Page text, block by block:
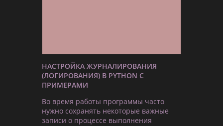
НАСТРОЙКА ЖУРНАЛИРОВАНИЯ
(ЛОГИРОВАНИЯ) В PYTHON С
ПРИМЕРАМИ
Во время работы программы часто
нужно сохранять некоторые важные
записи о процессе выполнения